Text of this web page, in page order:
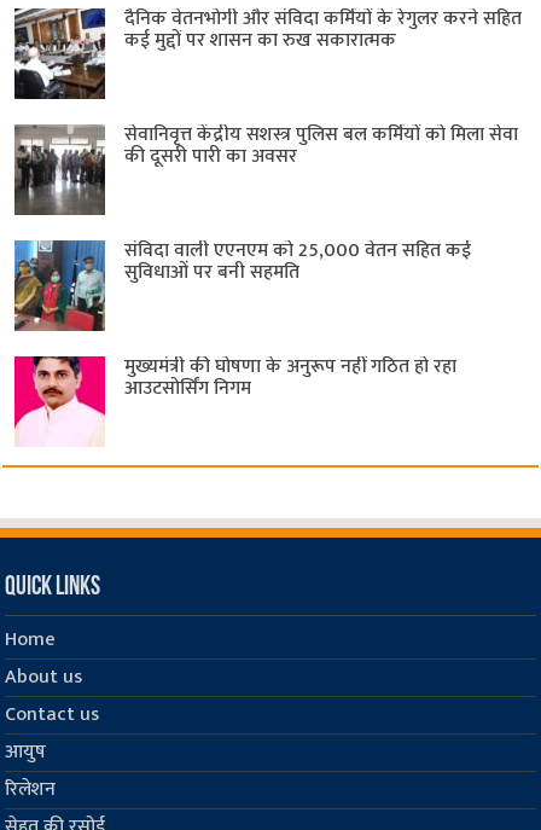
दैनिक वेतनभोगी और संविदा कर्मियों के रेगुलर करने सहित
कई मुद्दों पर शासन का रुख सकारात्मक
सेवानिवृत्त केंद्रीय सशस्त्र पुलिस बल ​कर्मियों को मिला सेवा
की दूसरी पारी का अवसर
संविदा वाली एएनएम को 25,000 वेतन सहित कई
सुविधाओं पर बनी सहमति
मुख्यमंत्री की घोषणा के अनुरूप नहीं गठित हो रहा
आउटसोर्सिंग निगम
Quick Links
Home
About us
Contact us
आयुष
रिलेशन